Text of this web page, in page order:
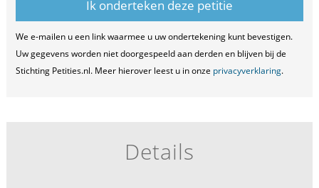
We e-mailen u een link waarmee u uw ondertekening kunt bevestigen.
Uw gegevens worden niet doorgespeeld aan derden en blijven bij de
Stichting Petities.nl. Meer hierover leest u in onze privacyverklaring.
Details